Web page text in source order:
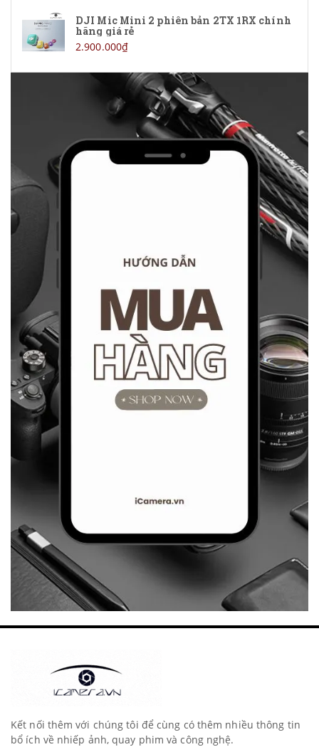
DJI Mic Mini 2 phiên bản 2TX 1RX chính
hãng giá rẻ
2.900.000₫
Kết nối thêm với chúng tôi để cùng có thêm nhiều thông tin
bổ ích về nhiếp ảnh, quay phim và công nghệ.